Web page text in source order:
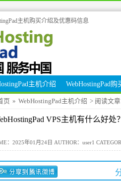
主机购买介绍及优惠码信息
主机介绍 WebHostingPad购
页 » WebHostingPad主机介绍 > 阅读文章
VPS主机有什么好处？
：2025年01月24日 AUTHOR：user1